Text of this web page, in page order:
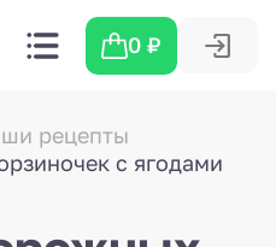
0 ₽
рецепты
с ягодами